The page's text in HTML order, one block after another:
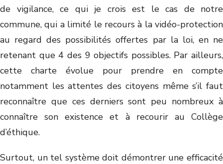
de vigilance, ce qui je crois est le cas de notre
commune, qui a limité le recours à la vidéo-protection
au regard des possibilités offertes par la loi, en ne
retenant que 4 des 9 objectifs possibles. Par ailleurs,
cette charte évolue pour prendre en compte
notamment les attentes des citoyens même s’il faut
reconnaître que ces derniers sont peu nombreux à
connaître son existence et à recourir au Collège
d’éthique.
Surtout, un tel système doit démontrer une efficacité